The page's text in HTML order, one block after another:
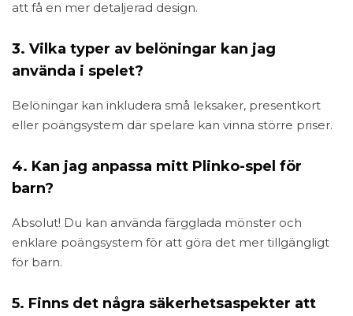
att få en mer detaljerad design.
3. Vilka typer av belöningar kan jag
använda i spelet?
Belöningar kan inkludera små leksaker, presentkort
eller poängsystem där spelare kan vinna större priser.
4. Kan jag anpassa mitt Plinko-spel för
barn?
Absolut! Du kan använda färgglada mönster och
enklare poängsystem för att göra det mer tillgängligt
för barn.
5. Finns det några säkerhetsaspekter att